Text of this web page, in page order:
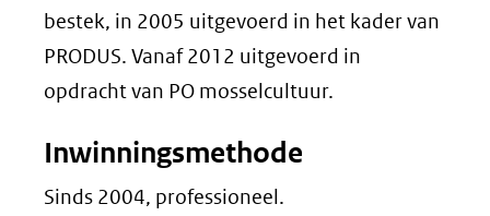
bestek, in 2005 uitgevoerd in het kader van
PRODUS. Vanaf 2012 uitgevoerd in
opdracht van PO mosselcultuur.
Inwinningsmethode
Sinds 2004, professioneel.